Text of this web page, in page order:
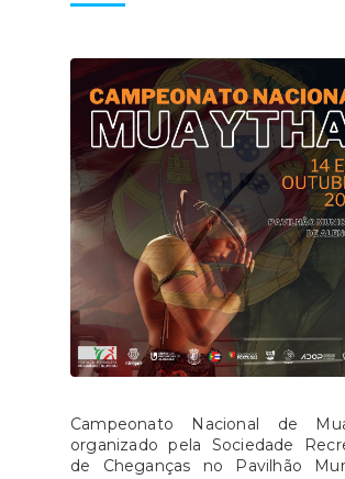
Campeonato Nacional de
organizado pela Sociedade
de Cheganças no Pavilhão